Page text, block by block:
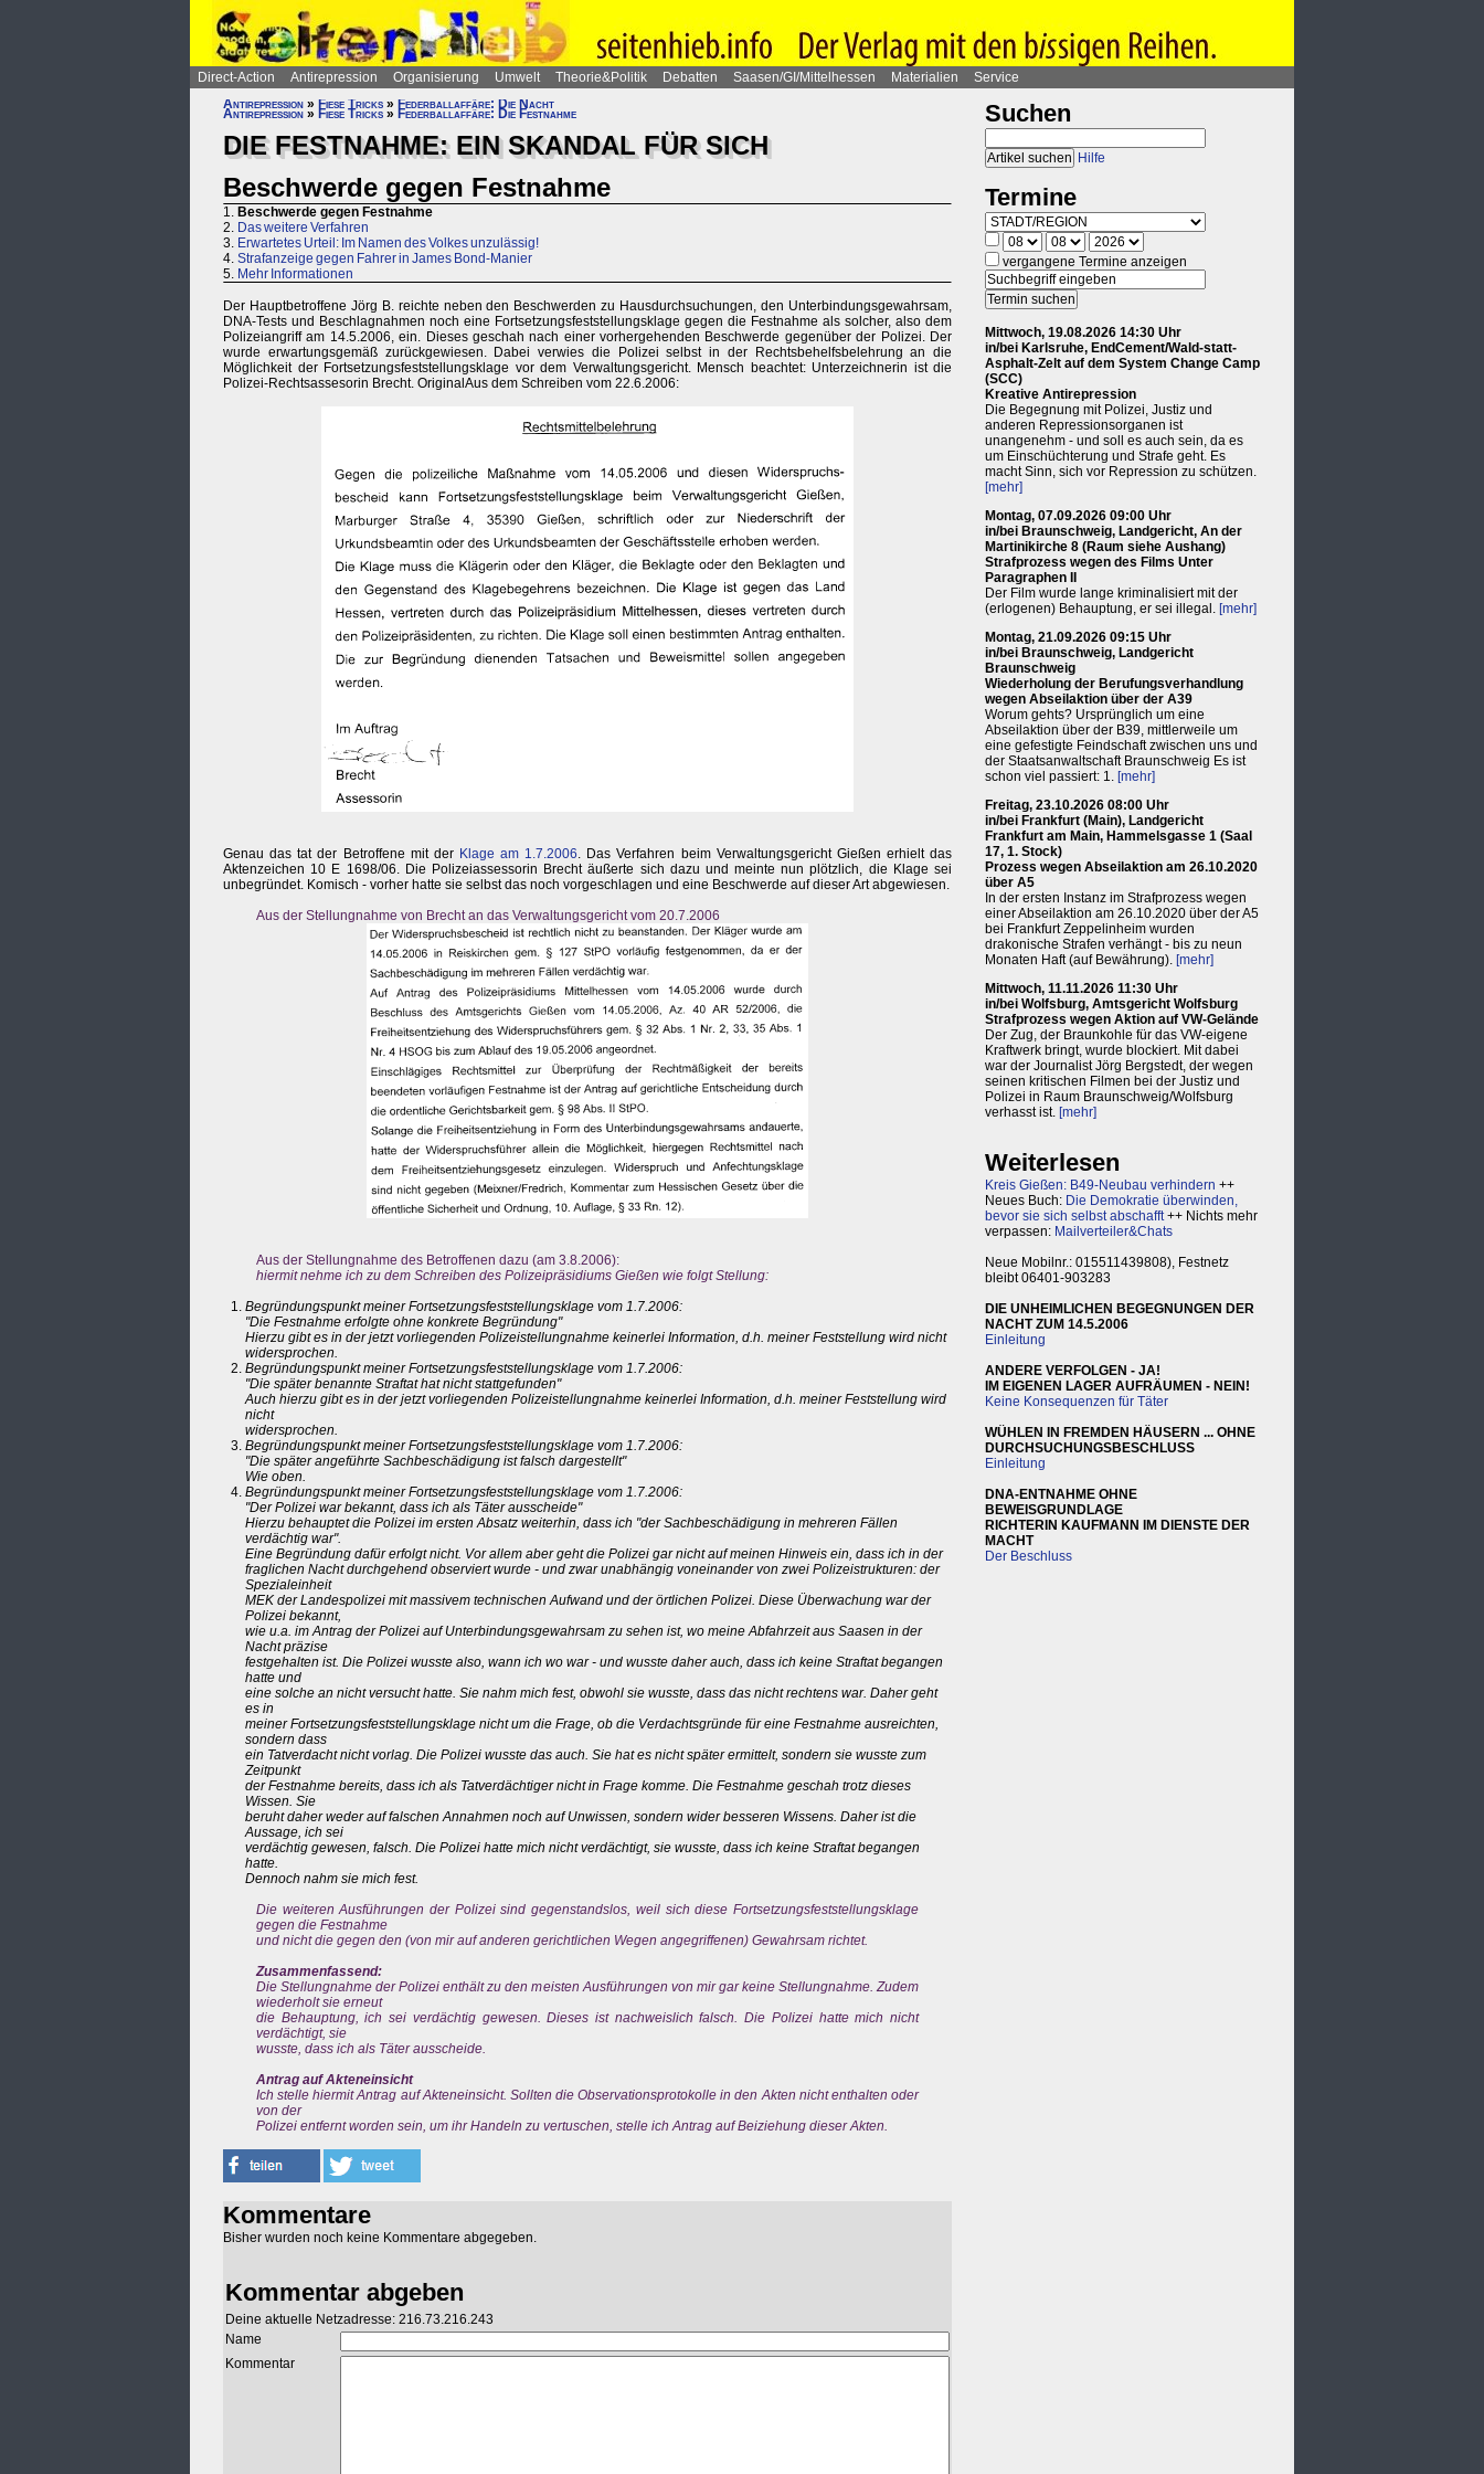
Direct-Action Antirepression Organisierung Umwelt Theorie&Politik Debatten Saasen/GI/Mittelhessen Materialien
Service
Antirepression » Fiese Tricks » Federballaffäre: Die Nacht
Antirepression » Fiese Tricks » Federballaffäre: Die Festnahme
DIE FESTNAHME: EIN SKANDAL FÜR SICH
Beschwerde gegen Festnahme
1. Beschwerde gegen Festnahme
2. Das weitere Verfahren
3. Erwartetes Urteil: Im Namen des Volkes unzulässig!
4. Strafanzeige gegen Fahrer in James Bond-Manier
5. Mehr Informationen
Der Hauptbetroffene Jörg B. reichte neben den Beschwerden zu Hausdurchsuchungen, den Unterbindungsgewahrsam,
DNA-Tests und Beschlagnahmen noch eine Fortsetzungsfeststellungsklage gegen die Festnahme als solcher, also dem
Polizeiangriff am 14.5.2006, ein. Dieses geschah nach einer vorhergehenden Beschwerde gegenüber der Polizei. Der
wurde erwartungsgemäß zurückgewiesen. Dabei verwies die Polizei selbst in der Rechtsbehelfsbelehrung an die
Möglichkeit der Fortsetzungsfeststellungsklage vor dem Verwaltungsgericht. Mensch beachtet: Unterzeichnerin ist die
Polizei-Rechtsassesorin Brecht. OriginalAus dem Schreiben vom 22.6.2006:
Genau das tat der Betroffene mit der Klage am 1.7.2006. Das Verfahren beim Verwaltungsgericht Gießen erhielt das
Aktenzeichen 10 E 1698/06. Die Polizeiassessorin Brecht äußerte sich dazu und meinte nun plötzlich, die Klage sei
unbegründet. Komisch - vorher hatte sie selbst das noch vorgeschlagen und eine Beschwerde auf dieser Art abgewiesen.
Aus der Stellungnahme von Brecht an das Verwaltungsgericht vom 20.7.2006
Aus der Stellungnahme des Betroffenen dazu (am 3.8.2006):
hiermit nehme ich zu dem Schreiben des Polizeipräsidiums Gießen wie folgt Stellung:
Begründungspunkt meiner Fortsetzungsfeststellungsklage vom 1.7.2006:
"Die Festnahme erfolgte ohne konkrete Begründung"
Hierzu gibt es in der jetzt vorliegenden Polizeistellungnahme keinerlei Information, d.h. meiner Feststellung wird nicht
widersprochen.
Begründungspunkt meiner Fortsetzungsfeststellungsklage vom 1.7.2006:
"Die später benannte Straftat hat nicht stattgefunden"
Auch hierzu gibt es in der jetzt vorliegenden Polizeistellungnahme keinerlei Information, d.h. meiner Feststellung wird
nicht
widersprochen.
Begründungspunkt meiner Fortsetzungsfeststellungsklage vom 1.7.2006:
"Die später angeführte Sachbeschädigung ist falsch dargestellt"
Wie oben.
Begründungspunkt meiner Fortsetzungsfeststellungsklage vom 1.7.2006:
"Der Polizei war bekannt, dass ich als Täter ausscheide"
Hierzu behauptet die Polizei im ersten Absatz weiterhin, dass ich "der Sachbeschädigung in mehreren Fällen
verdächtig war".
Eine Begründung dafür erfolgt nicht. Vor allem aber geht die Polizei gar nicht auf meinen Hinweis ein, dass ich in der
fraglichen Nacht durchgehend observiert wurde - und zwar unabhängig voneinander von zwei Polizeistrukturen: der
Spezialeinheit
MEK der Landespolizei mit massivem technischen Aufwand und der örtlichen Polizei. Diese Überwachung war der
Polizei bekannt,
wie u.a. im Antrag der Polizei auf Unterbindungsgewahrsam zu sehen ist, wo meine Abfahrzeit aus Saasen in der
Nacht präzise
festgehalten ist. Die Polizei wusste also, wann ich wo war - und wusste daher auch, dass ich keine Straftat begangen
hatte und
eine solche an nicht versucht hatte. Sie nahm mich fest, obwohl sie wusste, dass das nicht rechtens war. Daher geht
es in
meiner Fortsetzungsfeststellungsklage nicht um die Frage, ob die Verdachtsgründe für eine Festnahme ausreichten,
sondern dass
ein Tatverdacht nicht vorlag. Die Polizei wusste das auch. Sie hat es nicht später ermittelt, sondern sie wusste zum
Zeitpunkt
der Festnahme bereits, dass ich als Tatverdächtiger nicht in Frage komme. Die Festnahme geschah trotz dieses
Wissen. Sie
beruht daher weder auf falschen Annahmen noch auf Unwissen, sondern wider besseren Wissens. Daher ist die
Aussage, ich sei
verdächtig gewesen, falsch. Die Polizei hatte mich nicht verdächtigt, sie wusste, dass ich keine Straftat begangen
hatte.
Dennoch nahm sie mich fest.
Die weiteren Ausführungen der Polizei sind gegenstandslos, weil sich diese Fortsetzungsfeststellungsklage
gegen die Festnahme
und nicht die gegen den (von mir auf anderen gerichtlichen Wegen angegriffenen) Gewahrsam richtet.
Zusammenfassend:
Die Stellungnahme der Polizei enthält zu den meisten Ausführungen von mir gar keine Stellungnahme. Zudem
wiederholt sie erneut
die Behauptung, ich sei verdächtig gewesen. Dieses ist nachweislich falsch. Die Polizei hatte mich nicht
verdächtigt, sie
wusste, dass ich als Täter ausscheide.
Antrag auf Akteneinsicht
Ich stelle hiermit Antrag auf Akteneinsicht. Sollten die Observationsprotokolle in den Akten nicht enthalten oder
von der
Polizei entfernt worden sein, um ihr Handeln zu vertuschen, stelle ich Antrag auf Beiziehung dieser Akten.
Kommentare
Bisher wurden noch keine Kommentare abgegeben.
Kommentar abgeben
Deine aktuelle Netzadresse: 216.73.216.243
Name
Kommentar
Suchen
Hilfe
Termine
vergangene Termine anzeigen
Mittwoch, 19.08.2026 14:30 Uhr
in/bei Karlsruhe, EndCement/Wald-statt-
Asphalt-Zelt auf dem System Change Camp
(SCC)
Kreative Antirepression
Die Begegnung mit Polizei, Justiz und
anderen Repressionsorganen ist
unangenehm - und soll es auch sein, da es
um Einschüchterung und Strafe geht. Es
macht Sinn, sich vor Repression zu schützen.
[mehr]
Montag, 07.09.2026 09:00 Uhr
in/bei Braunschweig, Landgericht, An der
Martinikirche 8 (Raum siehe Aushang)
Strafprozess wegen des Films Unter
Paragraphen II
Der Film wurde lange kriminalisiert mit der
(erlogenen) Behauptung, er sei illegal. [mehr]
Montag, 21.09.2026 09:15 Uhr
in/bei Braunschweig, Landgericht
Braunschweig
Wiederholung der Berufungsverhandlung
wegen Abseilaktion über der A39
Worum gehts? Ursprünglich um eine
Abseilaktion über der B39, mittlerweile um
eine gefestigte Feindschaft zwischen uns und
der Staatsanwaltschaft Braunschweig Es ist
schon viel passiert: 1. [mehr]
Freitag, 23.10.2026 08:00 Uhr
in/bei Frankfurt (Main), Landgericht
Frankfurt am Main, Hammelsgasse 1 (Saal
17, 1. Stock)
Prozess wegen Abseilaktion am 26.10.2020
über A5
In der ersten Instanz im Strafprozess wegen
einer Abseilaktion am 26.10.2020 über der A5
bei Frankfurt Zeppelinheim wurden
drakonische Strafen verhängt - bis zu neun
Monaten Haft (auf Bewährung). [mehr]
Mittwoch, 11.11.2026 11:30 Uhr
in/bei Wolfsburg, Amtsgericht Wolfsburg
Strafprozess wegen Aktion auf VW-Gelände
Der Zug, der Braunkohle für das VW-eigene
Kraftwerk bringt, wurde blockiert. Mit dabei
war der Journalist Jörg Bergstedt, der wegen
seinen kritischen Filmen bei der Justiz und
Polizei in Raum Braunschweig/Wolfsburg
verhasst ist. [mehr]
Weiterlesen
Kreis Gießen: B49-Neubau verhindern ++
Neues Buch: Die Demokratie überwinden,
bevor sie sich selbst abschafft++ Nichts mehr
verpassen: Mailverteiler&Chats
Neue Mobilnr.: 015511439808), Festnetz
bleibt 06401-903283
DIE UNHEIMLICHEN BEGEGNUNGEN DER
NACHT ZUM 14.5.2006
Einleitung
ANDERE VERFOLGEN - JA!
IM EIGENEN LAGER AUFRÄUMEN - NEIN!
Keine Konsequenzen für Täter
WÜHLEN IN FREMDEN HÄUSERN ... OHNE
DURCHSUCHUNGSBESCHLUSS
Einleitung
DNA-ENTNAHME OHNE
BEWEISGRUNDLAGE
RICHTERIN KAUFMANN IM DIENSTE DER
MACHT
Der Beschluss